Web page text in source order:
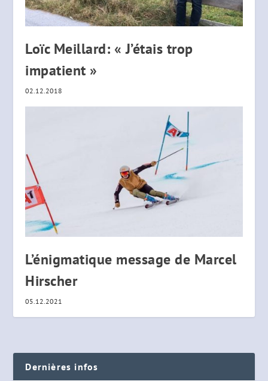
Loïc Meillard: « J’étais trop
impatient »
02.12.2018
L’énigmatique message de Marcel
Hirscher
05.12.2021
Dernières infos